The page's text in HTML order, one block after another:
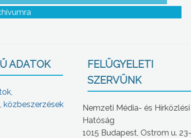
ADATOK
közbeszerzések
FELÜGYELETI
SZERVÜNK
Nemzeti Média- és Hírközlési
Hatóság
1015 Budapest, Ostrom u.